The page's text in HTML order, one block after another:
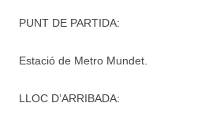
PUNT DE PARTIDA:
Estació de Metro Mundet.
LLOC D’ARRIBADA: